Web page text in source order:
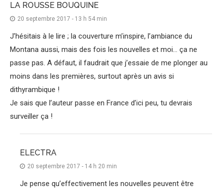
LA ROUSSE BOUQUINE
20 septembre 2017 - 13 h 54 min
J’hésitais à le lire ; la couverture m’inspire, l’ambiance du
Montana aussi, mais des fois les nouvelles et moi… ça ne
passe pas. A défaut, il faudrait que j’essaie de me plonger au
moins dans les premières, surtout après un avis si
dithyrambique !
Je sais que l’auteur passe en France d’ici peu, tu devrais
surveiller ça !
ELECTRA
20 septembre 2017 - 14 h 20 min
Je pense qu’effectivement les nouvelles peuvent être